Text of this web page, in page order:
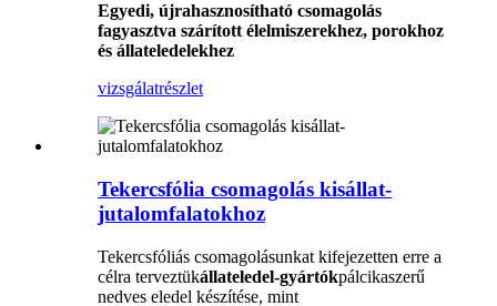
Egyedi, újrahasznosítható csomagolás
fagyasztva szárított élelmiszerekhez, porokhoz
és állateledelekhez
vizsgálatrészlet
Tekercsfólia csomagolás kisállat-
jutalomfalatokhoz
Tekercsfóliás csomagolásunkat kifejezetten erre a
célra terveztükállateledel-gyártókpálcikaszerű
nedves eledel készítése, mint